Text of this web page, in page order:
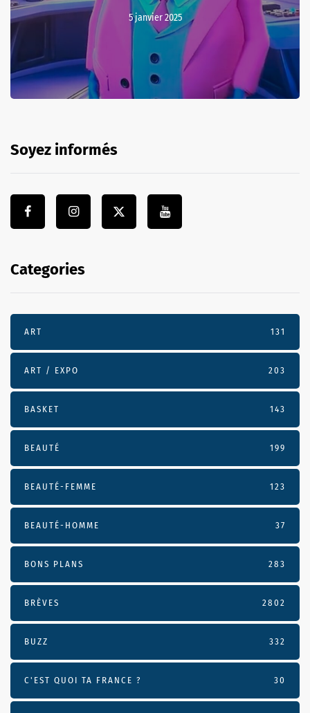
5 janvier 2025
Soyez informés
Categories
ART 131
ART / EXPO 203
BASKET 143
BEAUTÉ 199
BEAUTÉ-FEMME 123
BEAUTÉ-HOMME 37
BONS PLANS 283
BRÈVES 2802
BUZZ 332
C'EST QUOI TA FRANCE ? 30